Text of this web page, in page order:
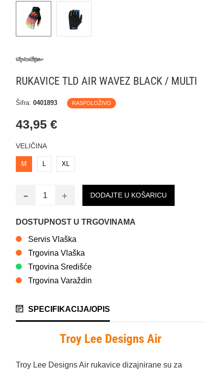
RUKAVICE TLD AIR WAVEZ BLACK / MULTI
Šifra: 0401893 RASPOLOŽIVO
43,95 €
VELIČINA
M L XL
- + DODAJTE U KOŠARICU
DOSTUPNOST U TRGOVINAMA
Servis Vlaška
Trgovina Vlaška
Trgovina Središće
Trgovina Varaždin
SPECIFIKACIJA/OPIS
Troy Lee Designs Air
Troy Lee Designs Air rukavice dizajnirane su za